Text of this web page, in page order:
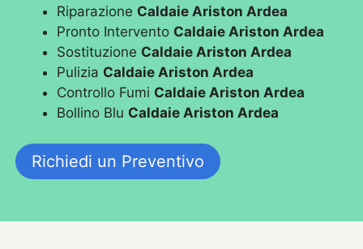
Riparazione Caldaie Ariston Ardea
Pronto Intervento Caldaie Ariston Ardea
Sostituzione Caldaie Ariston Ardea
Pulizia Caldaie Ariston Ardea
Controllo Fumi Caldaie Ariston Ardea
Bollino Blu Caldaie Ariston Ardea
Richiedi un Preventivo